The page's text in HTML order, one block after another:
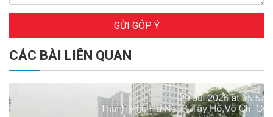
GỬI GÓP Ý
CÁC BÀI LIÊN QUAN